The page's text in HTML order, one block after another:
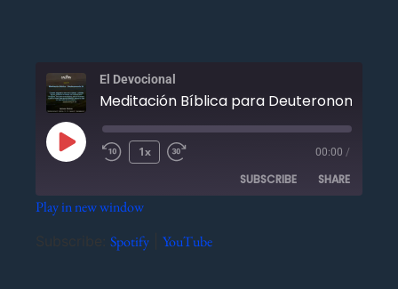
El Devocional
1x 00:00 /
SUBSCRIBE SHARE
Play in new window
Spotify YouTube